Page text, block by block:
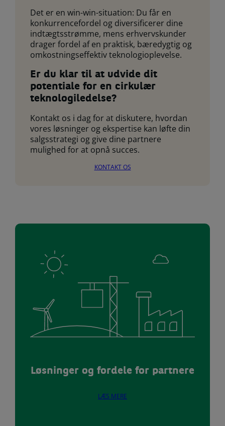
Det er en win-win-situation: Du får en
konkurrencefordel og diversificerer dine
indtægtsstrømme, mens erhvervskunder
drager fordel af en praktisk, bæredygtig og
omkostningseffektiv teknologioplevelse.
Er du klar til at udvide dit
potentiale for en cirkulær
teknologiledelse?
Kontakt os i dag for at diskutere, hvordan
vores løsninger og ekspertise kan løfte din
salgsstrategi og give dine partnere
mulighed for at opnå succes.
KONTAKT OS
Løsninger og fordele for partnere
LÆS MERE